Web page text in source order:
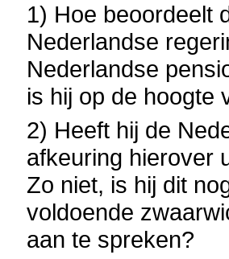
1) Hoe beoordeelt
Nederlandse
Nederlandse
is hij op de hoogte
2) Heeft hij de
afkeuring hierover
Zo niet, is hij dit
voldoende
aan te spreken?